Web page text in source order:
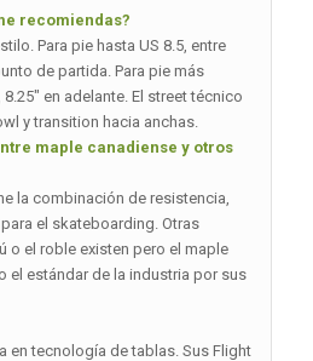
recomiendas?
Para pie hasta US 8.5, entre
de partida. Para pie más
en adelante. El street técnico
y transition hacia anchas.
maple canadiense y otros
la combinación de resistencia,
el skateboarding. Otras
o el roble existen pero el maple
el estándar de la industria por sus
en tecnología de tablas. Sus Flight